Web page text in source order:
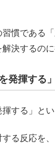
慣である
決するのに
発揮する
する」と
る反応を